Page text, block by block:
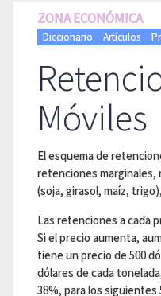
ZONA ECONÓMICA
Diccionario Artículos
Móviles
El esquema de
retenciones marginales,
(soja, girasol, maíz,
Las retenciones a cada
Si el precio aumenta,
tiene un precio de 500
dólares de cada
38%, para los siguientes